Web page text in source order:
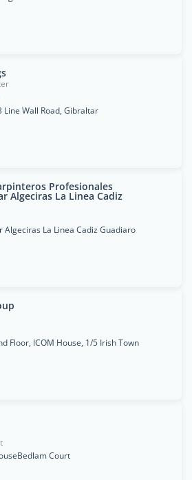
Wall Road, Gibraltar
Profesionales
Algeciras La Linea Cadiz
La Linea Cadiz Guadiaro
Floor, ICOM House, 1/5 Irish Town
Court